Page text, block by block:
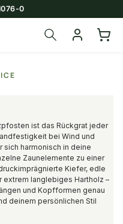
0
das
ist das Rückgrat jeder
bei Wind und
sich harmonisch in deine
Zaunelemente zu einer
Kiefer, edle
extrem langlebiges Hartholz –
und Kopfformen genau
deinem persönlichen Stil